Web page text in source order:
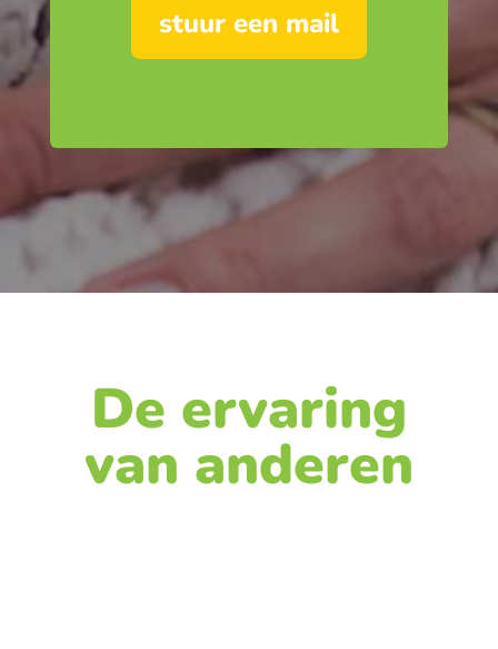
stuur een mail
De ervaring
van anderen